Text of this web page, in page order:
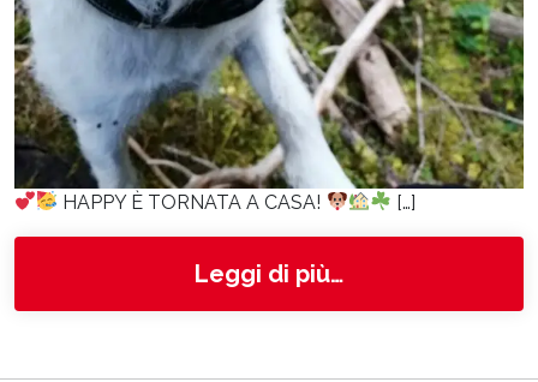
HAPPY È TORNATA A CASA! […]
Leggi di più…from Happy